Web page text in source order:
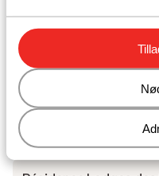
Résidence Le Jhana
Hotel Club Belambra
Résidence Boutique
*****